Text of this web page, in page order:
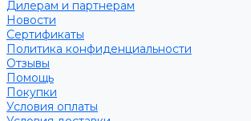
Дилерам и партнерам
Новости
Сертификаты
Политика конфиденциальности
Отзывы
Помощь
Покупки
Условия оплаты